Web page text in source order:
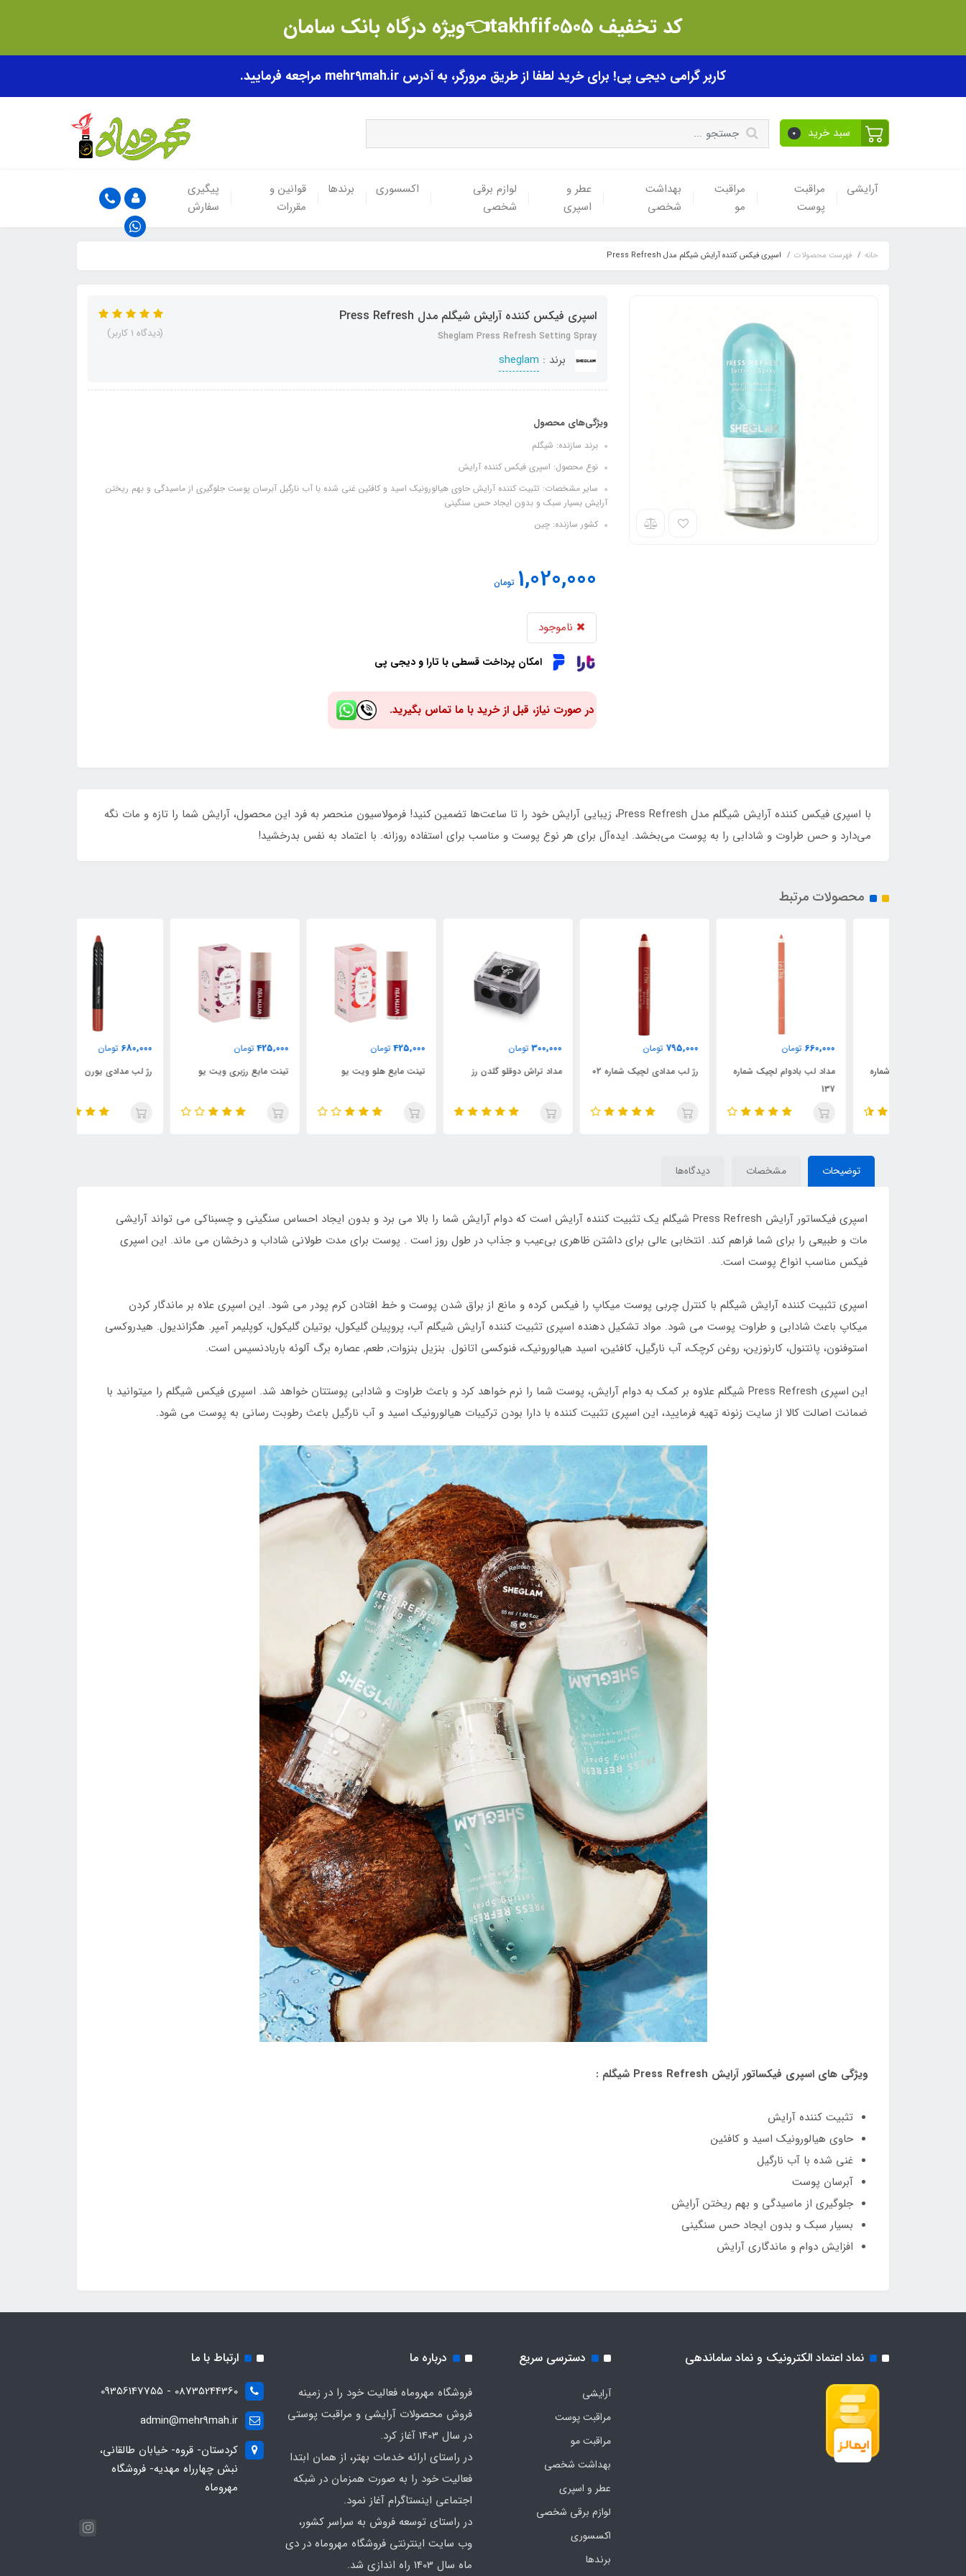
کد تخفیف takhfif0505👈ویژه درگاه بانک سامان
کاربر گرامی دیجی پی! برای خرید لطفا از طریق مرورگر، به آدرس mehr9mah.ir مراجعه فرمایید.
سبد خرید 0
آرایشی
مراقبت
پوست
مراقبت
مو
بهداشت
شخصی
عطر و
اسپری
لوازم برقی
شخصی
اکسسوری برندها
قوانین و
مقررات
پیگیری
سفارش
خانه فهرست محصولات اسپری فیکس کننده آرایش شیگلم مدل Press Refresh
اسپری فیکس کننده آرایش شیگلم مدل Press Refresh
Sheglam Press Refresh Setting Spray
برند : sheglam
(دیدگاه 1 کاربر)
ویژگی‌های محصول
برند سازنده: شیگلم
نوع محصول: اسپری فیکس کننده آرایش
سایر مشخصات: تثبیت کننده آرایش حاوی هیالورونیک اسید و کافئین غنی شده با آب نارگیل آبرسان پوست جلوگیری از ماسیدگی و بهم ریختن
آرایش بسیار سبک و بدون ایجاد حس سنگینی
کشور سازنده: چین
1,020,000 تومان
ناموجود
امکان پرداخت قسطی با تارا و دیجی پی
در صورت نیاز، قبل از خرید با ما تماس بگیرید.
با اسپری فیکس کننده آرایش شیگلم مدل Press Refresh، زیبایی آرایش خود را تا ساعت‌ها تضمین کنید! فرمولاسیون منحصر به فرد این محصول، آرایش شما را تازه و مات نگه
می‌دارد و حس طراوت و شادابی را به پوست می‌بخشد. ایده‌آل برای هر نوع پوست و مناسب برای استفاده روزانه. با اعتماد به نفس بدرخشید!
محصولات مرتبط
تومان
مداد لب بادوام لچیک شماره
تومان
رژ لب مدادی لچیک شماره 02
تومان
مداد تراش دوقلو گلدن رز
تومان
تینت مایع هلو ویت یو
تومان
تینت مایع رزبری ویت یو
تومان
رژ لب مدادی یورن
توضیحات مشخصات دیدگاه‌ها
اسپری فیکساتور آرایش Press Refresh شیگلم یک تثبیت کننده آرایش است که دوام آرایش شما را بالا می برد و بدون ایجاد احساس سنگینی و چسبناکی می تواند آرایشی
مات و طبیعی را برای شما فراهم کند. انتخابی عالی برای داشتن ظاهری بی‌عیب و جذاب در طول روز است . پوست برای مدت طولانی شاداب و درخشان می ماند. این اسپری
فیکس مناسب انواع پوست است.
اسپری تثبیت کننده آرایش شیگلم با کنترل چربی پوست میکاپ را فیکس کرده و مانع از براق شدن پوست و خط افتادن کرم پودر می شود. این اسپری علاه بر ماندگار کردن
میکاپ باعث شادابی و طراوت پوست می شود. مواد تشکیل دهنده اسپری تثبیت کننده آرایش شیگلم آب، پروپیلن گلیکول، بوتیلن گلیکول، کوپلیمر آمپر. هگزاندیول. هیدروکسی
استوفنون، پانتنول، کارنوزین، روغن کرچک، آب نارگیل، کافئین، اسید هیالورونیک، فنوکسی اتانول. بنزیل بنزوات, طعم, عصاره برگ آلوئه باربادنسیس است.
این اسپری Press Refresh شیگلم علاوه بر کمک به دوام آرایش، پوست شما را نرم خواهد کرد و باعث طراوت و شادابی پوستتان خواهد شد. اسپری فیکس شیگلم را میتوانید با
ضمانت اصالت کالا از سایت زنونه تهیه فرمایید، این اسپری تثبیت کننده با دارا بودن ترکیبات هیالورونیک اسید و آب نارگیل باعث رطوبت رسانی به پوست می شود.
ویژگی های اسپری فیکساتور آرایش Press Refresh شیگلم :
تثبیت کننده آرایش
حاوی هیالورونیک اسید و کافئین
غنی شده با آب نارگیل
آبرسان پوست
جلوگیری از ماسیدگی و بهم ریختن آرایش
بسیار سبک و بدون ایجاد حس سنگینی
افزایش دوام و ماندگاری آرایش
نماد اعتماد الکترونیک و نماد ساماندهی دسترسی سریع
آرایشی
مراقبت پوست
مراقبت مو
بهداشت شخصی
عطر و اسپری
لوازم برقی شخصی
اکسسوری
برندها
درباره ما
فروشگاه مهروماه فعالیت خود را در زمینه
فروش محصولات آرایشی و مراقبت پوستی
در سال 1403 آغاز کرد.
در راستای ارائه خدمات بهتر، از همان ابتدا
فعالیت خود را به صورت همزمان در شبکه
اجتماعی اینستاگرام آغاز نمود.
در راستای توسعه فروش به سراسر کشور،
وب سایت اینترنتی فروشگاه مهروماه در دی
ماه سال 1403 راه اندازی شد.
ارتباط با ما
08735244360 - 09356147755
admin@mehr9mah.ir
کردستان- قروه- خیابان طالقانی،
نبش چهارراه مهدیه- فروشگاه
مهروماه